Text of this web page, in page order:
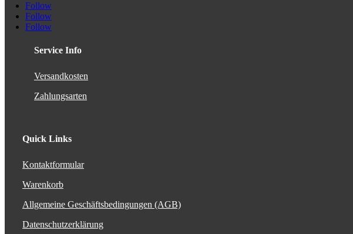
Follow
Follow
Follow
Service Info
Versandkosten
Zahlungsarten
Quick Links
Kontaktformular
Warenkorb
Allgemeine Geschäftsbedingungen (AGB)
Datenschutzerklärung